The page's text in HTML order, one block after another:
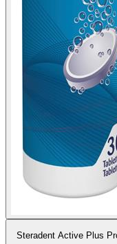
Steradent Active Plus